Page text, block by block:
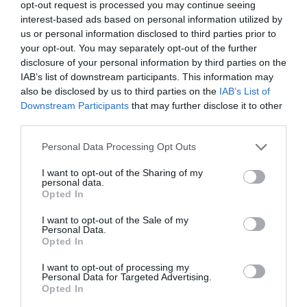
opt-out request is processed you may continue seeing
interest-based ads based on personal information utilized by
us or personal information disclosed to third parties prior to
your opt-out. You may separately opt-out of the further
disclosure of your personal information by third parties on the
IAB’s list of downstream participants. This information may
also be disclosed by us to third parties on the IAB’s List of
Downstream Participants that may further disclose it to other
Personal Data Processing Opt Outs
I want to opt-out of the Sharing of my
personal data.
Opted In
I want to opt-out of the Sale of my
Personal Data.
Opted In
I want to opt-out of processing my
Personal Data for Targeted Advertising.
Opted In
siendo un motivo diferenciador por el que seguir
viniendo al club.
En el futuro, y tras la pandemia, ¿los gimnasios
serán más abiertos al exterior y más conectados?
En gran parte de los casos, los gimnasios están
ubicados en los centros de las ciudades, lo que supone
que no pueden admitir demasiados cambios en la
Contamos con aplicaciones gratuitas, para facilitar la
entrenamiento, y con las que el socio puede hacer un
seguimiento de sus logros.
¿Es suficiente?
La verdad es que hemos notado que el uso de esta
opción de entrenamiento online, a excepción del
residual. El online no ha llegado para cambiar la esencia
del gimnasio, aunque la pandemia nos ha invitado a
hacer un esfuerzo en este sentido y a cambiar algunas